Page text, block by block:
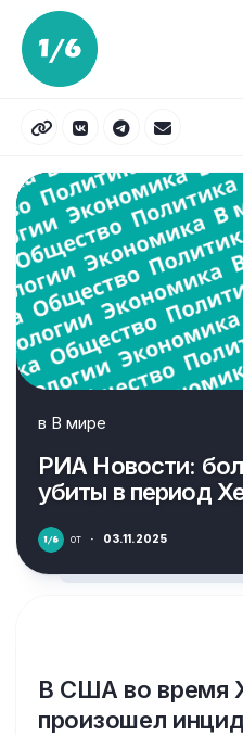
Перейти
содержанию
в В мире
РИА Новости:
убиты в период
от · 03.11.2025
В США во время
произошел